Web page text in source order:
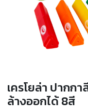
เครโยล่า ปากก
ล้างออกได้ 8สี